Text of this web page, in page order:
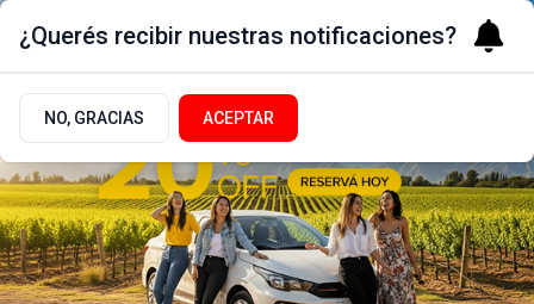
¿Querés recibir nuestras notificaciones?
NO, GRACIAS ACEPTAR